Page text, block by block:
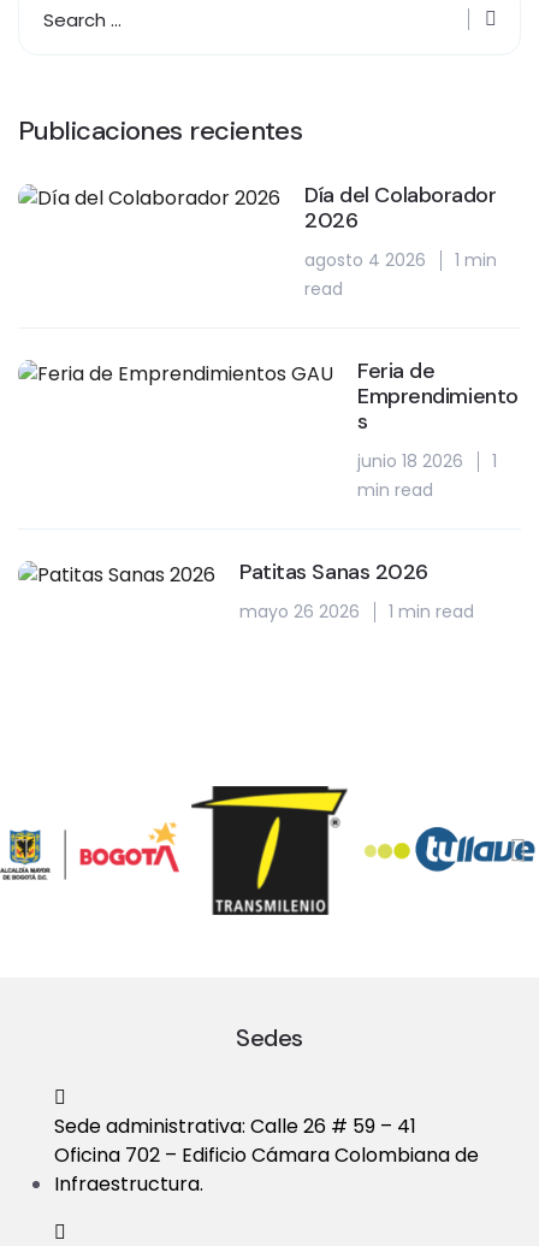
Publicaciones recientes
Día del Colaborador
2026
agosto 4 2026
1 min
read
Feria de
Emprendimiento
s
junio 18 2026
1
min read
Patitas Sanas 2026
mayo 26 2026 1 min read
Sedes
Sede administrativa: Calle 26 # 59 – 41
Oficina 702 – Edificio Cámara Colombiana de
Infraestructura.